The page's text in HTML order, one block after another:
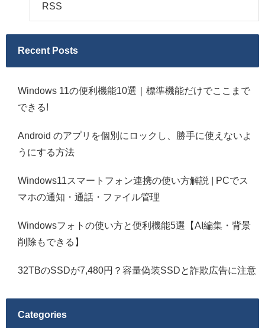
RSS
Recent Posts
Windows 11の便利機能10選｜標準機能だけでここまで
できる!
Android のアプリを個別にロックし、勝手に使えないよ
うにする方法
Windows11スマートフォン連携の使い方解説 | PCでス
マホの通知・通話・ファイル管理
Windowsフォトの使い方と便利機能5選【AI編集・背景
削除もできる】
32TBのSSDが7,480円？容量偽装SSDと詐欺広告に注意
Categories